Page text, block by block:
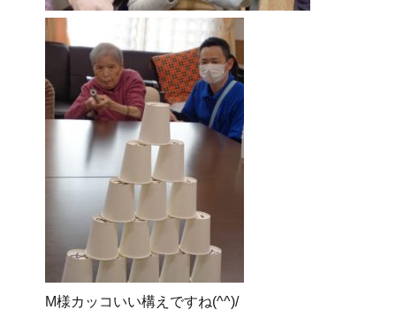
M様カッコいい構えですね(^^)/